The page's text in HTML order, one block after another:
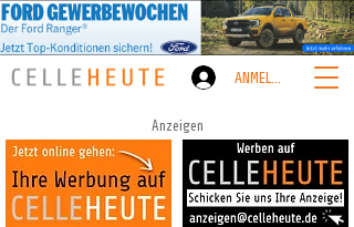
ANMELDEN
Anzeigen